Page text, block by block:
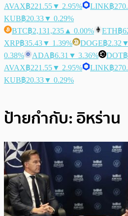
AVAX฿221.55▼ 2.95% LINK฿
KUB฿20.33▼ 0.29%
BTC฿2,131,235 ▲ 0.00% ETH฿
XRP฿35.43▼ 1.39% DOGE฿2.32
0.38%
ADA฿6.31 ▼ 3.36% DOT
AVAX฿221.55▼ 2.95% LINK฿
KUB฿20.33▼ 0.29%
ป้ายกำกับ: อิหร่าน